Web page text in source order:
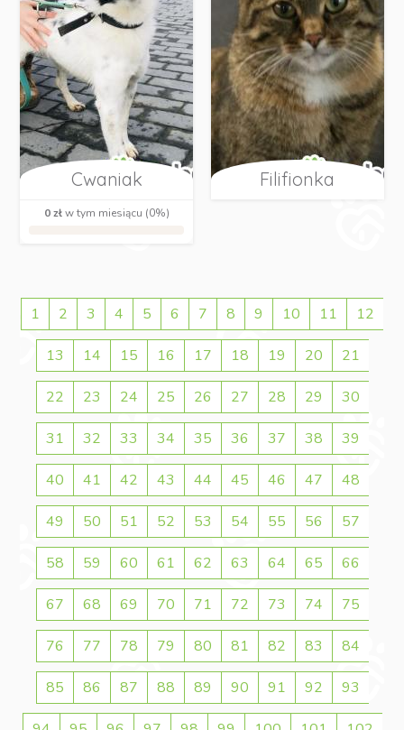
Cwaniak
0 złw tym miesiącu (0%)
Filifionka
1 2 3 4 5 6 7 8 9 10 11 12
13 14 15 16 17 18 19 20 21
22 23 24 25 26 27 28 29 30
31 32 33 34 35 36 37 38 39
40 41 42 43 44 45 46 47 48
49 50 51 52 53 54 55 56 57
58 59 60 61 62 63 64 65 66
67 68 69 70 71 72 73 74 75
76 77 78 79 80 81 82 83 84
85 86 87 88 89 90 91 92 93